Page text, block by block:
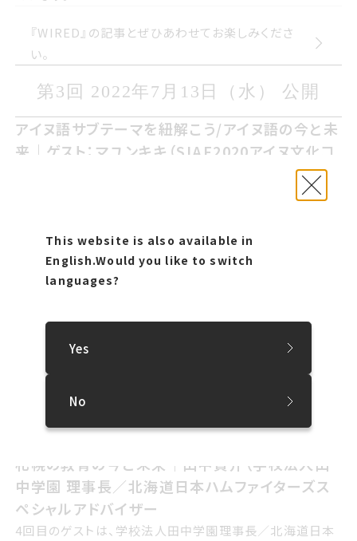
This website is also available in
English.Would you like to switch
languages?
Yes
No
『WIRED』の記事とぜひあわせてお楽しみくださ
い。
第3回 2022年しちがつ13日すいよう
び 公開
第3回 2022年7月13日（水） 公開
アイヌ語サブテーマを紐解こう/アイヌ語の今と未
来ゲストマユンキキサイアフ2020アイヌ文化コー
アイヌ語サブテーマを紐解こう/アイヌ語の今と未
来｜ゲスト：マユンキキ（SIAF2020アイヌ文化コ
3回目のゲストは 開催中止となったサイアフ2020でアイヌ
フ2024に向けて マユンキキさんにはアイヌ語のサブテーマ
Upasteを考案していただきました 今回のエピソードでは
サブテーマ考案の裏側について マユンキキさんと小川ディ
Askay Utar Sapporo otta Uekarpa札幌国際げいじゅ
つさいのアイヌ語を通して マユンキキさんがアイヌ語で新た
3回目のゲストは、開催中止となったSIAF2020でアイヌ文
SIAF2024に向けて、マユンキキさんにはアイヌ語のサブテ
ーマ「Upaste」を考案していただきました。今回のエピソー
ドでは、サブテーマ考案の裏側について、マユンキキさんと
「Usa Mosir un Askay Utar Sapporo otta Uekarpa」
（「札幌国際芸術祭」のアイヌ語）を通して、マユンキキさん
がアイヌ語で新たに言葉をつくる際のプロセスやアイデアを
第4回 2022年しちがつ27日すいよう
第4回 2022年7月27日（水） 公開
札幌の教育の今と未来田中賢介学校法人田中学
園 理事長／北海道日本ハムファイターズスペシ
ャルアドバイザー
札幌の教育の今と未来｜田中賢介（学校法人田
中学園 理事長／北海道日本ハムファイターズス
ペシャルアドバイザー
4回目のゲストは 学校法人田中学園理事長／北海道日本
4回目のゲストは、学校法人田中学園理事長／北海道日本